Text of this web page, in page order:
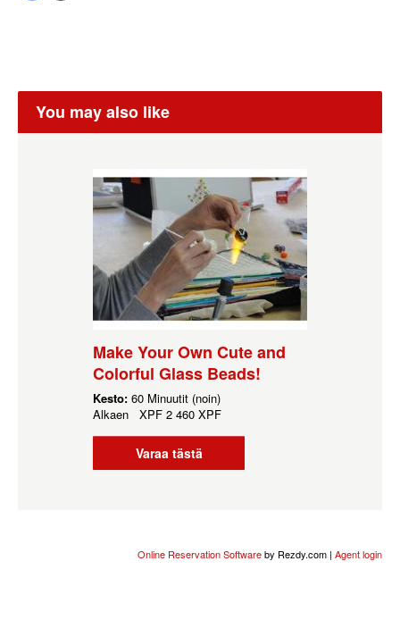
You may also like
Make Your Own Cute and
Colorful Glass Beads!
Kesto: 60 Minuutit (noin)
Alkaen XPF 2 460 XPF
Varaa tästä
Online Reservation Softwareby Rezdy.com | Agent login